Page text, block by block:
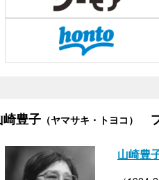
崎豊子 （ヤマサキ・トヨコ）
山崎豊